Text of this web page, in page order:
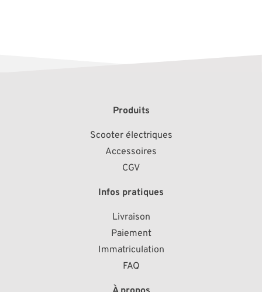
Produits
Scooter électriques
Accessoires
CGV
Infos pratiques
Livraison
Paiement
Immatriculation
FAQ